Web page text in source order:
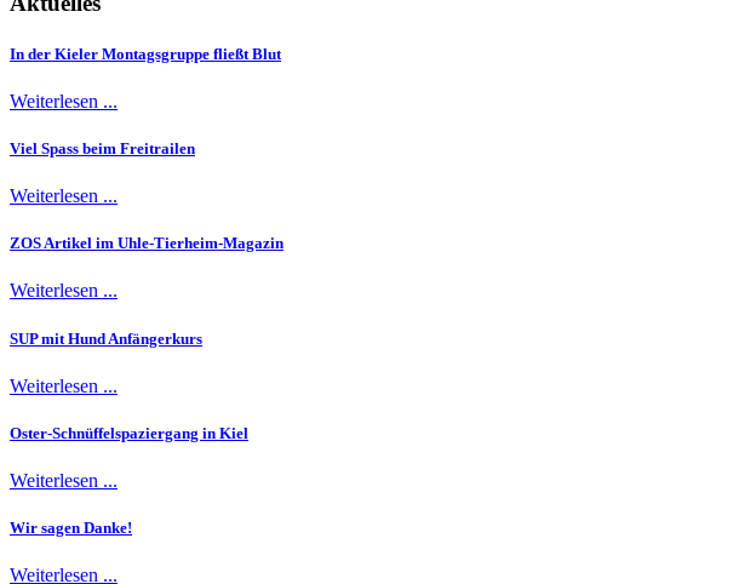
In der Kieler Montagsgruppe fließt Blut
Weiterlesen ...
Viel Spass beim Freitrailen
Weiterlesen ...
ZOS Artikel im Uhle-Tierheim-Magazin
Weiterlesen ...
SUP mit Hund Anfängerkurs
Weiterlesen ...
Oster-Schnüffelspaziergang in Kiel
Weiterlesen ...
Wir sagen Danke!
Weiterlesen ...